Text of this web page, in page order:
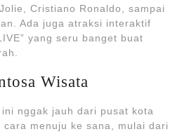
Cristiano Ronaldo, sampai
Ada juga atraksi interaktif
yang seru banget buat
Wisata
nggak jauh dari pusat kota
cara menuju ke sana, mulai dari